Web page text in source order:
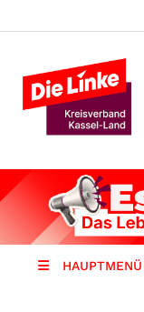
HAUPTMENÜ